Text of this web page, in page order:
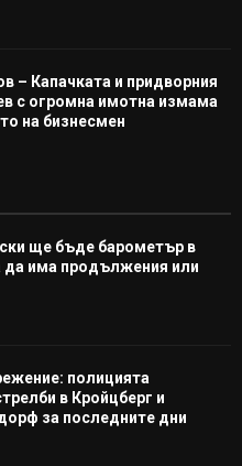
– Капачката и придворния
с огромна имотна измама
на бизнесмен
ще бъде барометър в
да има продължения или
полицията
в Кройцберг и
за последните дни